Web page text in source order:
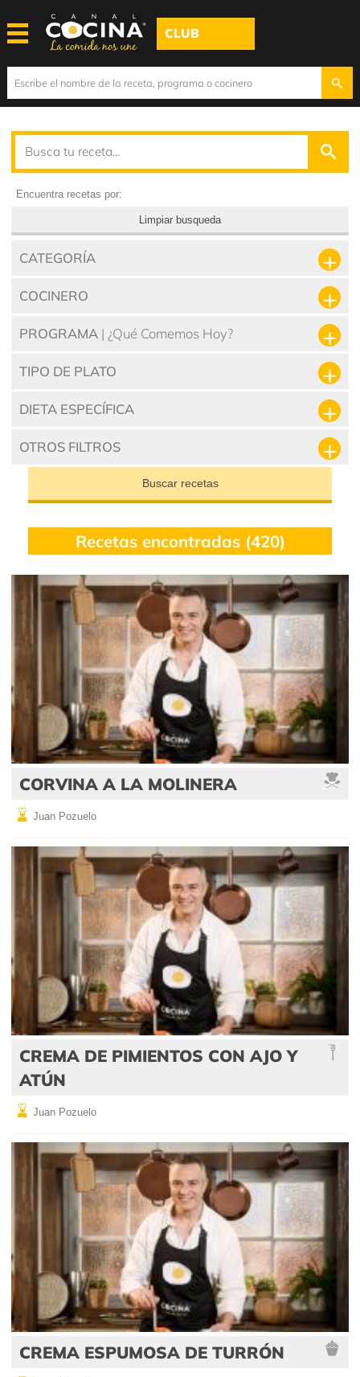
CLUB
Encuentra recetas por:
Limpiar busqueda
CATEGORÍA
COCINERO
PROGRAMA | ¿Qué Comemos Hoy?
TIPO DE PLATO
DIETA ESPECÍFICA
OTROS FILTROS
Buscar recetas
Recetas encontradas (420)
CORVINA A LA MOLINERA
Juan Pozuelo
CREMA DE PIMIENTOS CON AJO Y
ATÚN
Juan Pozuelo
CREMA ESPUMOSA DE TURRÓN